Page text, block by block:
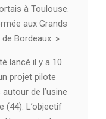
à Toulouse.
aux Grands
Bordeaux. »
lancé il y a 10
projet pilote
de l’usine
(44). L’objectif